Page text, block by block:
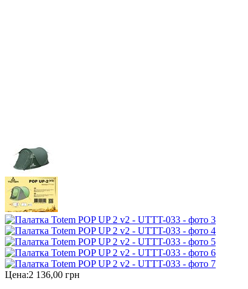
Цена:2 136,00 грн